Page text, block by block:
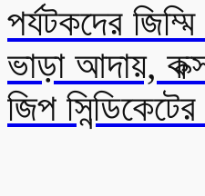
পর্যটকদের
ভাড়া আদায়,
জিপ